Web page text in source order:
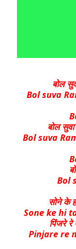
बोल
Bol suva
बोल सुवा
Bol suva
Bol
सोने के
Sone ke hi
पिंजरे रे
Pinjare re